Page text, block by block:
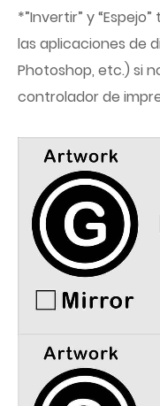
*”Invertir” y
las aplicaciones de
Photoshop, etc.) si
controlador de